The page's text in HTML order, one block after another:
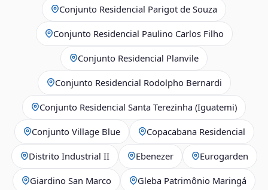
Conjunto Residencial Parigot de Souza
Conjunto Residencial Paulino Carlos Filho
Conjunto Residencial Planvile
Conjunto Residencial Rodolpho Bernardi
Conjunto Residencial Santa Terezinha (Iguatemi)
Conjunto Village Blue Copacabana Residencial
Distrito Industrial II Ebenezer Eurogarden
Giardino San Marco Gleba Patrimônio Maringá